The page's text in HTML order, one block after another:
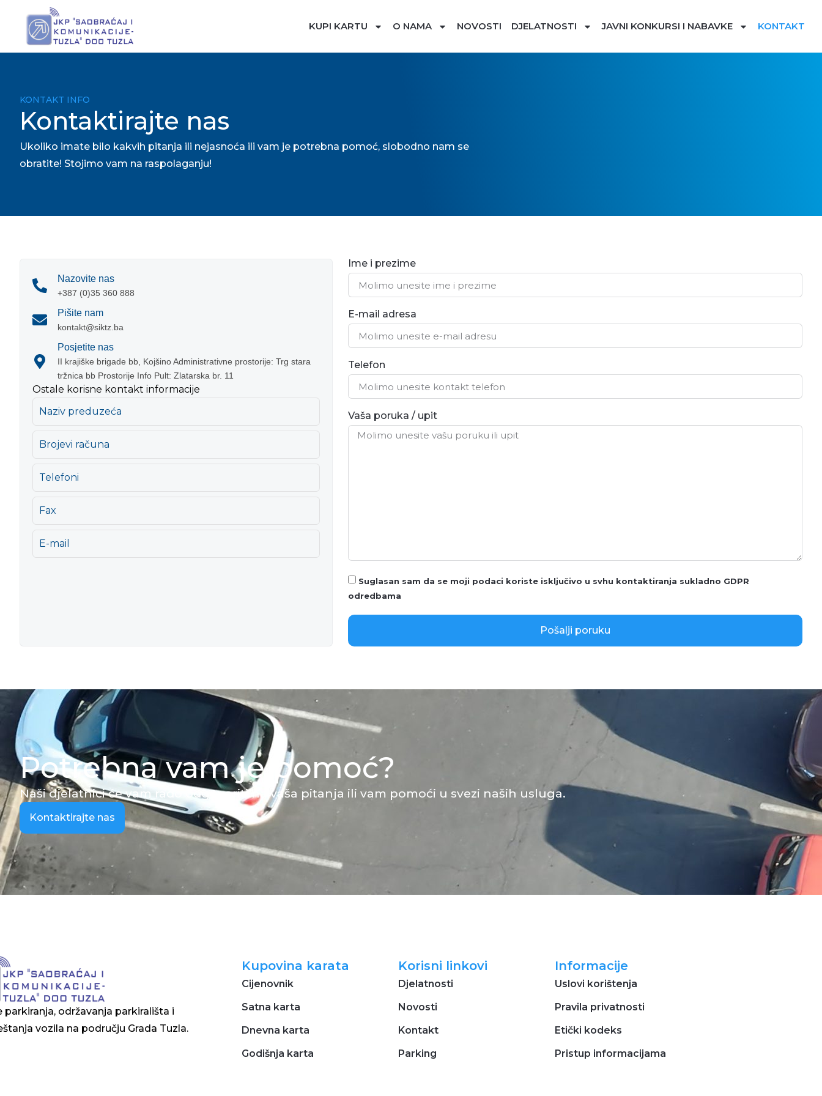
KUPI KARTU O NAMA NOVOSTI DJELATNOSTI JAVNI KONKURSI I NABAVKE KONTAKT
KONTAKT INFO
Kontaktirajte nas
Ukoliko imate bilo kakvih pitanja ili nejasnoća ili vam je potrebna pomoć, slobodno nam se
obratite! Stojimo vam na raspolaganju!
Nazovite nas
+387 (0)35 360 888
Pišite nam
kontakt@siktz.ba
Posjetite nas
II krajiške brigade bb, Kojšino Administrativne prostorije: Trg stara
tržnica bb Prostorije Info Pult: Zlatarska br. 11
Ostale korisne kontakt informacije
Naziv preduzeća
Brojevi računa
Telefoni
Fax
E-mail
Ime i prezime
E-mail adresa
Telefon
Vaša poruka / upit
Suglasan sam da se moji podaci koriste isključivo u svhu kontaktiranja sukladno GDPR
odredbama
Pošalji poruku
Potrebna vam je pomoć?
Naši djelatnici će vam rado odgovoriti na vaša pitanja ili vam pomoći u svezi naših usluga.
Kontaktirajte nas
parkiranja, održavanja parkirališta i
vozila na području Grada Tuzla.
Kupovina karata
Cijenovnik
Satna karta
Dnevna karta
Godišnja karta
Korisni linkovi
Djelatnosti
Novosti
Kontakt
Parking
Informacije
Uslovi korištenja
Pravila privatnosti
Etički kodeks
Pristup informacijama